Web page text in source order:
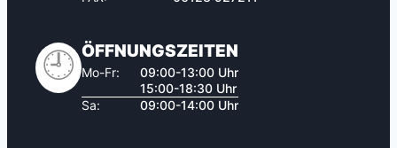
🕘 ÖFFNUNGSZEITEN
Mo-Fr:
09:00-13:00 Uhr
15:00-18:30 Uhr
Sa:
09:00-14:00 Uhr